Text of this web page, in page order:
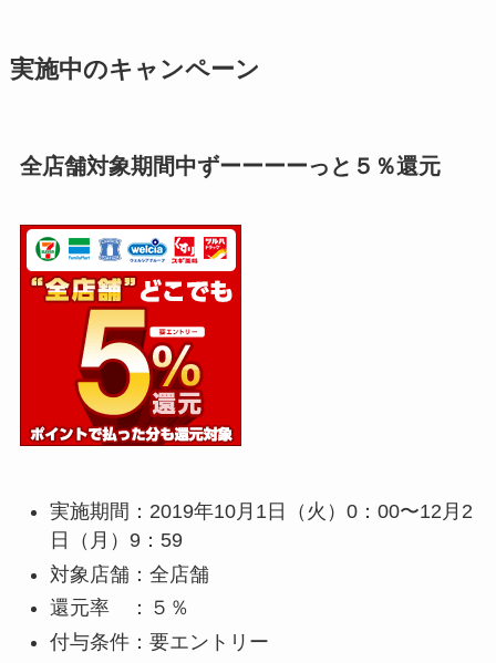
実施中のキャンペーン
全店舗対象期間中ずーーーーっと５％還元
実施期間：2019年10月1日（火）0：00〜12月2
日（月）9：59
対象店舗：全店舗
還元率 ：５％
付与条件：要エントリー